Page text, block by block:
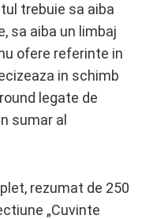
trebuie sa aiba
sa aiba un limbaj
ofere referinte in
in schimb
legate de
sumar al
rezumat de 250
„Cuvinte